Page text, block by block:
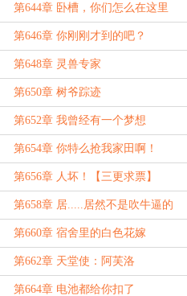
第644章 卧槽，你们怎么在这里
的？
第646章 你刚刚才到的吧？
第648章 灵兽专家
第650章 树爷踪迹
第652章 我曾经有一个梦想
第654章 你特么抢我家田啊！
第656章 人坏！【三更求票】
第658章 居.....居然不是吹牛逼的
吗？
第660章 宿舍里的白色花嫁
第662章 天堂使：阿芙洛
第664章 电池都给你扣了